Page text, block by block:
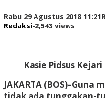
Rabu 29 Agustus 2018 11:21
Redaksi-2,543 views
Kasie Pidsus
JAKARTA (BOS)–Guna
tidak ada tunggakan-